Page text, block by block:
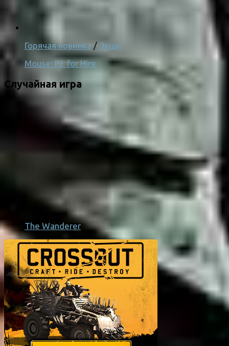
Горячая новинка / Экшн
Mouse: P.I. for Hire
Случайная игра
The Wanderer